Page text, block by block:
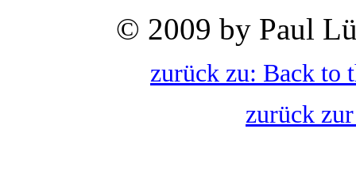
© 2009 by Paul
zurück zu: Back to
zurück